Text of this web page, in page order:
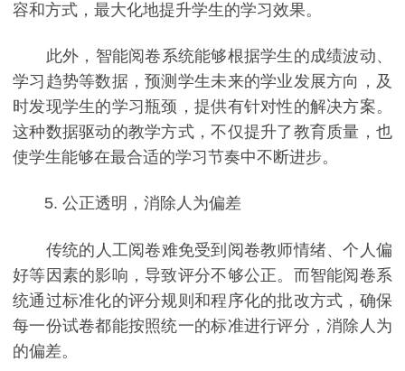
容和方式，最大化地提升学生的学习效果。
此外，智能阅卷系统能够根据学生的成绩波动、
学习趋势等数据，预测学生未来的学业发展方向，及
时发现学生的学习瓶颈，提供有针对性的解决方案。
这种数据驱动的教学方式，不仅提升了教育质量，也
使学生能够在最合适的学习节奏中不断进步。
5. 公正透明，消除人为偏差
传统的人工阅卷难免受到阅卷教师情绪、个人偏
好等因素的影响，导致评分不够公正。而智能阅卷系
统通过标准化的评分规则和程序化的批改方式，确保
每一份试卷都能按照统一的标准进行评分，消除人为
的偏差。